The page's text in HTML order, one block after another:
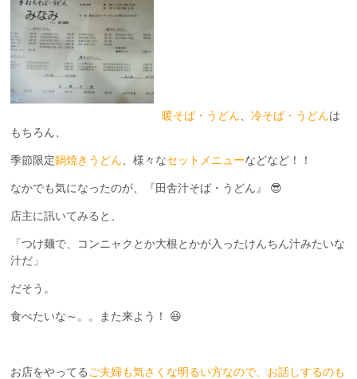
暖そば・うどん 、冷そば・うどんは
もちろん、
季節限定鍋焼きうどん 、様々なセットメニューなどなど！！
なかでも気になったのが、『田舎汁そば・うどん』 😎
店主に訊いてみると、
「つけ麺で、コンニャクとか大根とかが入ったけんちん汁みたいな
汁だ」
だそう。
食べたいな～。。また来よう！ 😆
お店をやってる ご夫婦も気さくな明るい方なので、お話しするのも